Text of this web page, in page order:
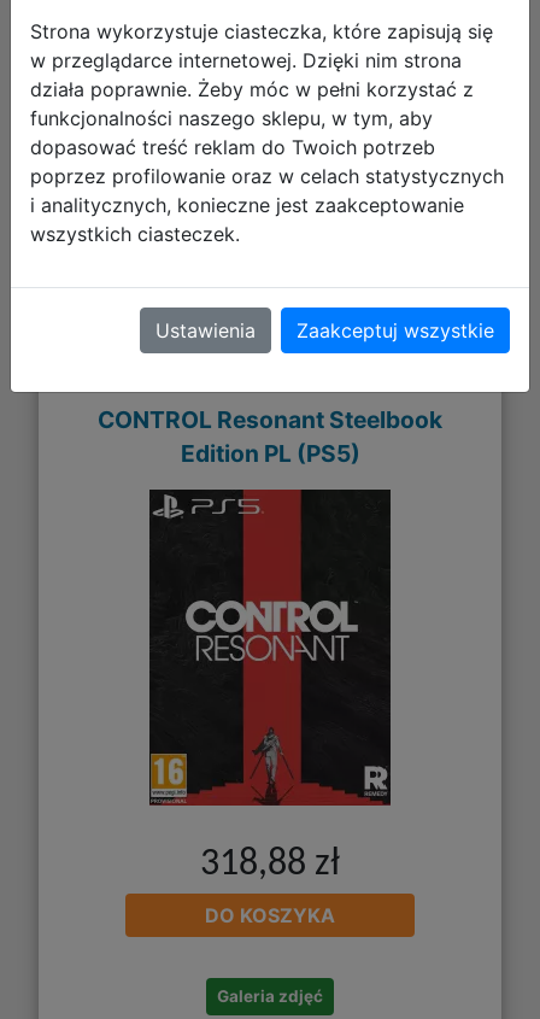
265,90 zł
DO KOSZYKA
Galeria zdjęć
CONTROL Resonant Steelbook
Edition PL (PS5)
318,88 zł
DO KOSZYKA
Galeria zdjęć
Strona wykorzystuje ciasteczka, które zapisują się
w przeglądarce internetowej. Dzięki nim strona
działa poprawnie. Żeby móc w pełni korzystać z
funkcjonalności naszego sklepu, w tym, aby
dopasować treść reklam do Twoich potrzeb
poprzez profilowanie oraz w celach statystycznych
i analitycznych, konieczne jest zaakceptowanie
wszystkich ciasteczek.
Ustawienia Zaakceptuj wszystkie